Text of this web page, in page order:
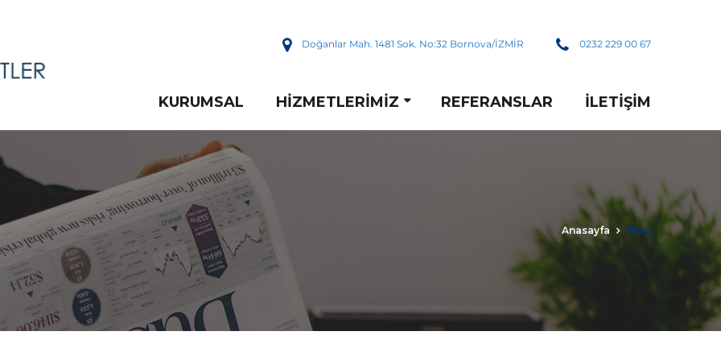
Doğanlar Mah. 1481 Sok. No:32 Bornova/İZMİR 0232 229 00 67
KURUMSAL HIZMETLERIMIZ REFERANSLAR İLETIŞIM
Anasayfa Blog